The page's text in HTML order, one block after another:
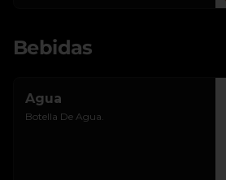
Bebidas
Agua
Botella De Agua.